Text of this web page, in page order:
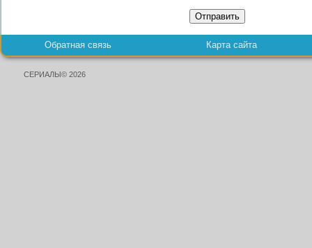
Отправить
Обратная связь Карта сайта
СЕРИАЛЫ© 2026